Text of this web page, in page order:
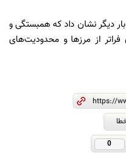
دیگر نشان داد که همبستگی و
از مرزها و محدودیت‌های
0